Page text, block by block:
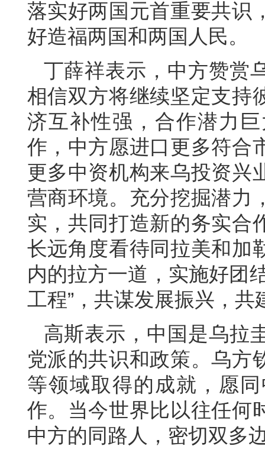
落实好两国元首重要共识
好造福两国和两国人民。
丁薛祥表示，中方赞赏
相信双方将继续坚定支持
济互补性强，合作潜力
作，中方愿进口更多符合
更多中资机构来乌投资兴
营商环境。充分挖掘潜力
实，共同打造新的务实合
长远角度看待同拉美和加
内的拉方一道，实施好团
工程”，共谋发展振兴，
高斯表示，中国是乌拉
党派的共识和政策。乌方
等领域取得的成就，愿
作。当今世界比以往任何
中方的同路人，密切双多